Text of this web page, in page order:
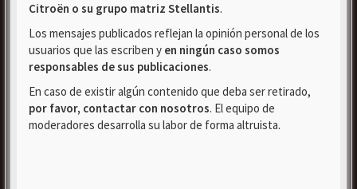
Citroën o su grupo matriz Stellantis.
Los mensajes publicados reflejan la opinión personal de los
usuarios que las escriben y en ningún caso somos
responsables de sus publicaciones.
En caso de existir algún contenido que deba ser retirado,
por favor, contactar con nosotros. El equipo de
moderadores desarrolla su labor de forma altruista.